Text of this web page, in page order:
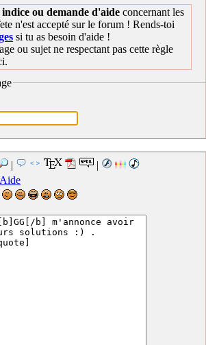
ou demande d'aide concernant les
n'est accepté sur le forum ! Rends-toi
si tu as besoin d'aide !
ou sujet ne respectant pas cette règle
|
|
Aide